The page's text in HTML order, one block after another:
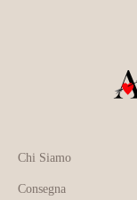
Chi Siamo
Consegna